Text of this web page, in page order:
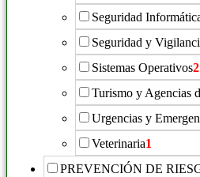
Seguridad
Seguridad y
Sistemas Operativos2
Turismo y Agencias
Urgencias y
Veterinaria1
PREVENCIÓN DE